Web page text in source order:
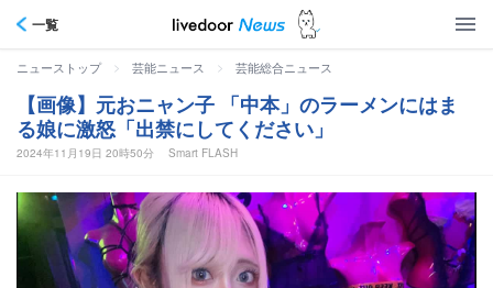
一覧
ニューストップ > 芸能ニュース > 芸能総合ニュース
【画像】元おニャン子 「中本」のラーメンにはま
る娘に激怒「出禁にしてください」
2024年11月19日 20時50分 Smart FLASH